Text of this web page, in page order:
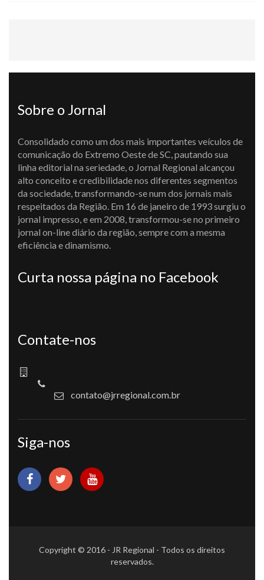
Sobre o Jornal
Consolidado como um dos mais importantes veículos de
comunicação do Extremo Oeste de SC, pautando sua
linha editorial na seriedade, o Jornal Regional alcançou
alto conceito e credibilidade nos diferentes segmentos
da sociedade, transformando-se num dos jornais mais
respeitados da Região. Em 16 de janeiro de 1993 surgiu o
jornal impresso, e em 2008, transformou-se no primeiro
jornal on-line diário da região, sempre com a mesma
eficiência e dinamismo.
Curta nossa página no Facebook
Contate-nos
contato@jrregional.com.br
Siga-nos
Copyright © 2016 - JR Regional - Todos os direitos
reservados.